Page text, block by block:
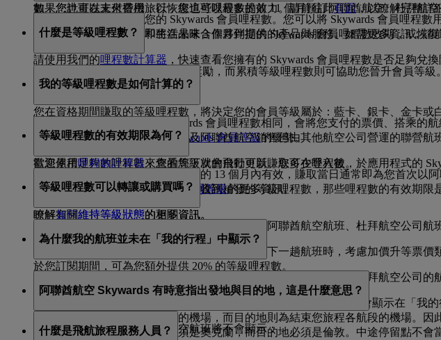
數，您也可以支付費用，以恢復這些哩程數的效力。請前往此頁面，以瞭解完整詳
如果您計畫在未來搭機旅行，您也可以最多提前 11 個月預訂阿聯酋航空、杜拜航
此外，您也可選擇延長即將在未來 3 個月到期的 Skywards 會員哩程數效期，或恢
您有多種方法可以使用您的 Skywards 會員哩程數。您可以將 Skywards 會員哩程
於兌換我們旅館、零售和生活品味合作夥伴提供的產品與服務。如需更多資訊，請
請使用我們的哩程數計算器 ，快速查看您擁有的 Skywards 會員哩程數是否足夠兌
什麼是等級哩程數？
可用於購買獎勵，而累積等級哩程數則可協助您晉升會員等
（EK）的聯營航班賺取。
您在資格期間賺取的等級哩程數，將決定您的會員等級屬於：藍卡、銀卡、金卡或
進一步瞭解每個阿聯酋航空 Skywards 會員等級的優勢。
當您累積足夠的哩程數，您的等級就會自動更新。您可在登入後，於應用程式的
進一步瞭解晉升至更高等級的更多資訊。
瞭解有關維持等級狀態的更多資訊。
我的等級哩程數是如何計算的？
等級哩程數的計算比率與 Skywards 會員哩程數相同，會將您支付的票價、搭乘
空航班、杜拜航空公司航班，以及阿聯酋航空銷售但由其他航空公司營運的聯營航
歡迎使用哩程數計算器來查看您下次的飛行可以賺取多少哩程數。
瞭解有關阿聯酋航空 Skywards 會員等級的更多資訊。
等級哩程數的有效期限為何？
等級哩程數從您開始賺取當日算起的 13 個月內有效，賺取當日通常即為您首次以
公司營運的聯營航班當日。如果您收到補發的等級哩程數，那些哩程數的有效期限
瞭解如何維持等級狀態的相關資訊。
等級哩程數可以轉讓或購買嗎？
不可以，不得轉讓或購買哩程數。您只能在搭乘阿聯酋航空航班、杜拜航空公司
如果您想要保留等級狀態或晉升等級，可在搭乘下一趟航班時，考慮加價升等票
於您訂閱期間，可為您額外提供 20% 的等級哩程數。
為什麼我的航班並未在「我的行程」中顯示？
「我的行程」工具僅會顯示您近期的阿聯酋航空航班。如果您預訂杜拜航空公司的
阿聯酋航空的獎勵航班（使用 Skywards 會員哩程數購買的航班）也會顯示在「我
如果發生下列情況，阿聯酋航空航班將不會顯示：
阿聯酋航空 Skywards 有時意指出發地與目的地，這是什麼意思？
出發地即為您開始旅程各航段的機場，而目的地則為結束您旅程各航段的機場。
奧克蘭；回程航班的出發地必須是奧克蘭，而目的地必須是倫敦。中途停留點不會
什麼是飛航旅程服務人員？